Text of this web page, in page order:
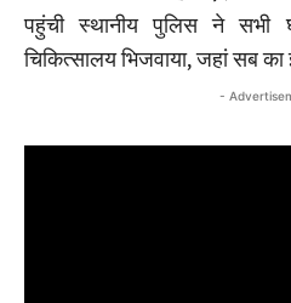
पहुंची स्थानीय पुलिस ने
चिकित्सालय भिजवाया, जहां सब
-